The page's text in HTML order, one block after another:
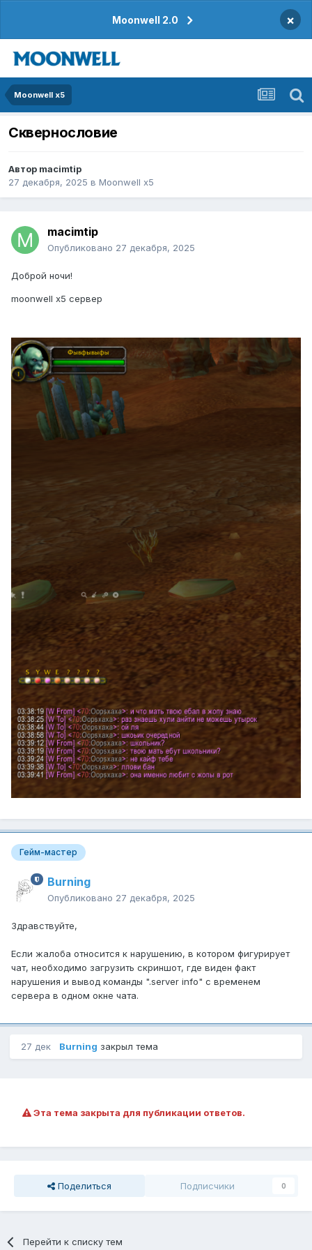
Moonwell 2.0 ×
Moonwell x5
Сквернословие
Автор macimtip
27 декабря, 2025 в Moonwell x5
macimtip
Опубликовано 27 декабря, 2025
Доброй ночи!
moonwell x5 сервер
Гейм-мастер
Burning
Опубликовано 27 декабря, 2025
Здравствуйте,
Если жалоба относится к нарушению, в котором фигурирует
чат, необходимо загрузить скриншот, где виден факт
нарушения и вывод команды ".server info" с временем
сервера в одном окне чата.
27 дек Burning закрыл тема
Эта тема закрыта для публикации ответов.
Поделиться Подписчики 0
Перейти к списку тем